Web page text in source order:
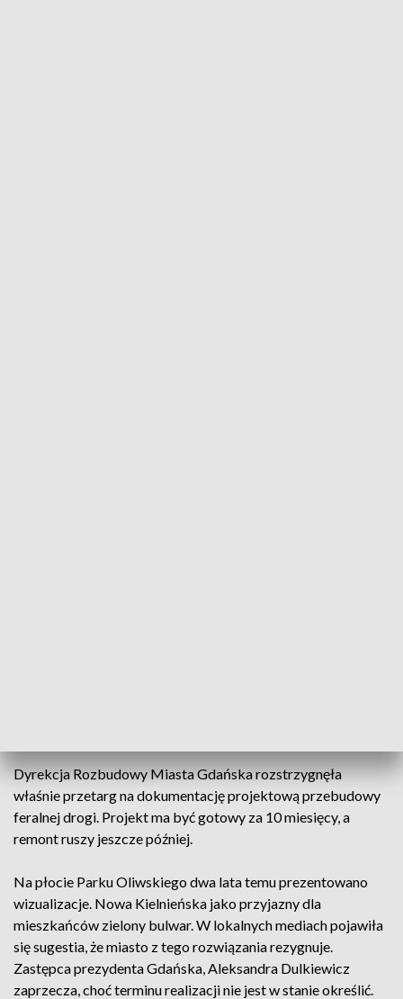
Dyrekcja Rozbudowy Miasta Gdańska rozstrzygnęła
właśnie przetarg na dokumentację projektową przebudowy
feralnej drogi. Projekt ma być gotowy za 10 miesięcy, a
remont ruszy jeszcze później.
Na płocie Parku Oliwskiego dwa lata temu prezentowano
wizualizacje. Nowa Kielnieńska jako przyjazny dla
mieszkańców zielony bulwar. W lokalnych mediach pojawiła
się sugestia, że miasto z tego rozwiązania rezygnuje.
Zastępca prezydenta Gdańska, Aleksandra Dulkiewicz
zaprzecza, choć terminu realizacji nie jest w stanie określić.